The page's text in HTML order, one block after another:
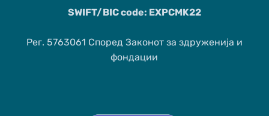
SWIFT/BIC code: EXPCMK22
Рег. 5763061 Според Законот за здруженија и
фондации